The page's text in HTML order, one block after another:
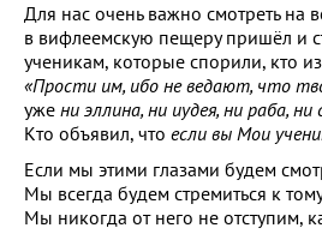
Для нас очень важно смотреть на
в вифлеемскую пещеру пришёл и
ученикам, которые спорили, кто
«Прости им, ибо не ведают, что
уже ни эллина, ни иудея, ни раба,
Кто объявил, что если вы Мои
Если мы этими глазами будем
Мы всегда будем стремиться к
Мы никогда от него не отступим,